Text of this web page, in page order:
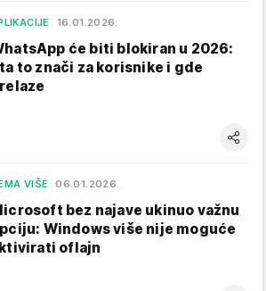
16.01.2026.
će biti blokiran u 2026:
to znači za korisnike i gde
VIŠE 06.01.2026.
bez najave ukinuo važnu
Windows više nije moguće
oflajn